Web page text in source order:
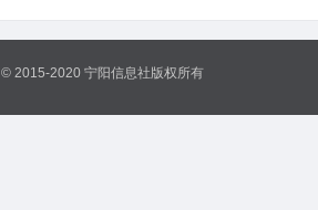
© 2015-2020 宁阳信息社版权所有